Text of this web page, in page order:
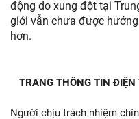
động do xung đột tại
giới vẫn chưa được
hơn.
TRANG THÔNG TIN
Người chịu trách nhiệm